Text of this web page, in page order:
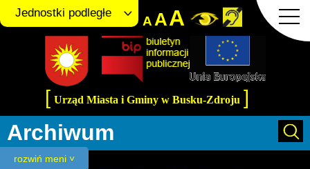
AAA
Jednostki podległe
[ Urząd Miasta i Gminy w Busku-Zdroju ]
rozwiń meni ˅
Archiwum